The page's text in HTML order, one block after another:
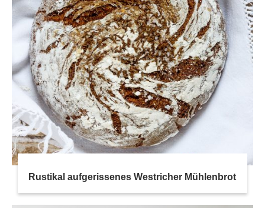
Rustikal aufgerissenes Westricher Mühlenbrot